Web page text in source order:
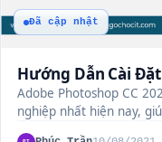
Đã cập nhật
Hướng Dẫn Cài
Adobe Photoshop CC
nghiệp nhất hiện nay,